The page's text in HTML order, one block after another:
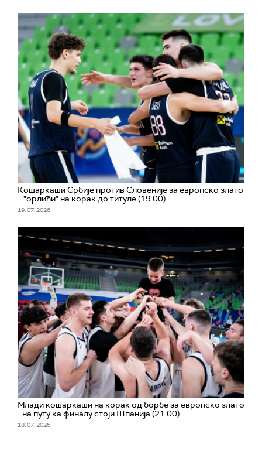
Кошаркаши Србије против Словеније за европско злато
– "орлићи" на корак до титуле (19.00)
19. 07. 2026.
Млади кошаркаши на корак од борбе за европско злато
- на путу ка финалу стоји Шпанија (21.00)
18. 07. 2026.